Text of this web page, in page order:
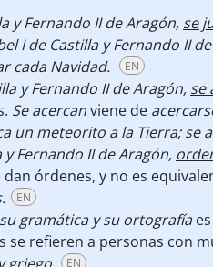
y Fernando II de Aragón, se
I de Castilla y Fernando II
cada Navidad.
EN
y Fernando II de Aragón, se
Se acercanviene de
un meteorito a la Tierra; se
y Fernando II de Aragón,
órdenes, y no es
EN
gramática y su ortografíaes
se refieren a personas con
EN